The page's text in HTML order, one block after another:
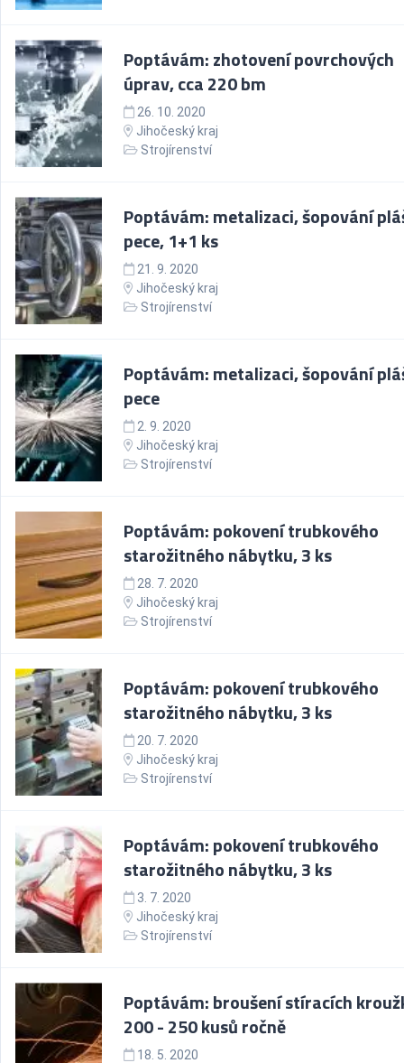
Poptávám: zhotovení povrchových
úprav, cca 220 bm
26. 10. 2020
Jihočeský kraj
Strojírenství
Poptávám: metalizaci, šopování
pece, 1+1 ks
21. 9. 2020
Jihočeský kraj
Strojírenství
Poptávám: metalizaci, šopování
pece
2. 9. 2020
Jihočeský kraj
Strojírenství
Poptávám: pokovení trubkového
starožitného nábytku, 3 ks
28. 7. 2020
Jihočeský kraj
Strojírenství
Poptávám: pokovení trubkového
starožitného nábytku, 3 ks
20. 7. 2020
Jihočeský kraj
Strojírenství
Poptávám: pokovení trubkového
starožitného nábytku, 3 ks
3. 7. 2020
Jihočeský kraj
Strojírenství
Poptávám: broušení stíracích
200 - 250 kusů ročně
18. 5. 2020